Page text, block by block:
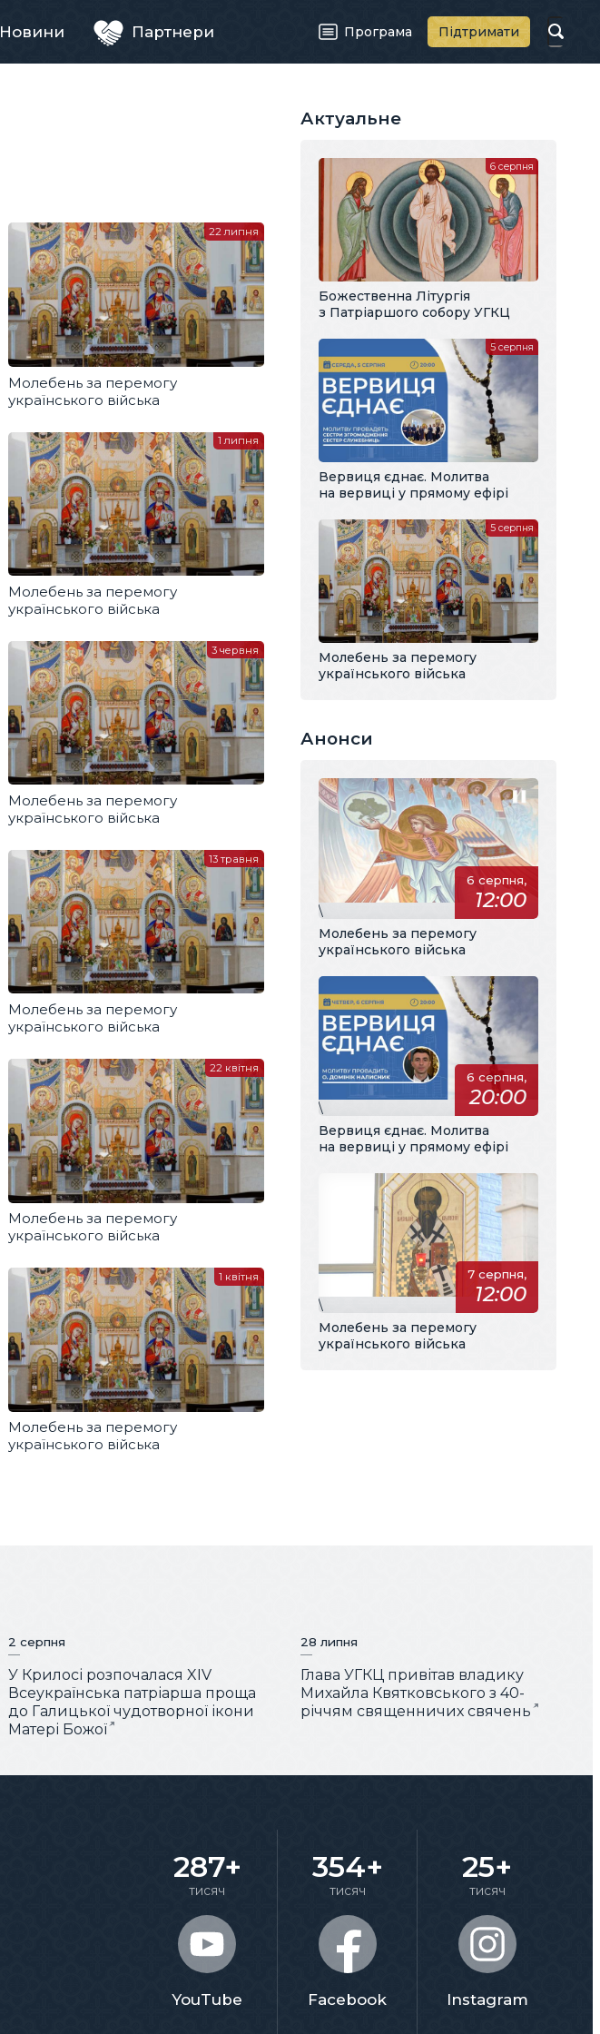
Новини Партнери Програма Підтримати
Молебень за перемогу
українського війська
22 липня
Молебень за перемогу
українського війська
1 липня
Молебень за перемогу
українського війська
3 червня
Молебень за перемогу
українського війська
13 травня
Молебень за перемогу
українського війська
22 квітня
Молебень за перемогу
українського війська
1 квітня
Актуальне
Божественна Літургія
з Патріаршого собору УГКЦ
6 серпня
Вервиця єднає. Молитва
на вервиці у прямому ефірі
5 серпня
Молебень за перемогу
українського війська
5 серпня
Анонси
6 серпня,
12:00
\
Молебень за перемогу
українського війська
6 серпня,
20:00
\
Вервиця єднає. Молитва
на вервиці у прямому ефірі
7 серпня,
12:00
\
Молебень за перемогу
українського війська
2 серпня
У Крилосі розпочалася XIV
Всеукраїнська патріарша проща
до Галицької чудотворної ікони
Матері Божої
28 липня
Глава УГКЦ привітав владику
Михайла Квятковського з 40-
річчям священничих свячень
287+
тисяч
YouTube
354+
тисяч
Facebook
25+
тисяч
Instagram